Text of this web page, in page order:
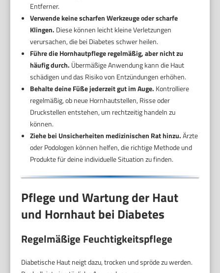
Entferner.
Verwende keine scharfen Werkzeuge oder scharfe
Klingen. Diese können leicht kleine Verletzungen
verursachen, die bei Diabetes schwer heilen.
Führe die Hornhautpflege regelmäßig, aber nicht zu
häufig durch. Übermäßige Anwendung kann die Haut
schädigen und das Risiko von Entzündungen erhöhen.
Behalte deine Füße jederzeit gut im Auge. Kontrolliere
regelmäßig, ob neue Hornhautstellen, Risse oder
Druckstellen entstehen, um rechtzeitig handeln zu
können.
Ziehe bei Unsicherheiten medizinischen Rat hinzu.Ärzte
oder Podologen können helfen, die richtige Methode und
Produkte für deine individuelle Situation zu finden.
Pflege und Wartung der Haut
und Hornhaut bei Diabetes
Regelmäßige Feuchtigkeitspflege
Diabetische Haut neigt dazu, trocken und spröde zu werden.